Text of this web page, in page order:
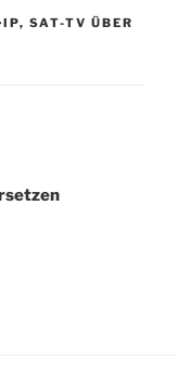
, SAT-TV ÜBER